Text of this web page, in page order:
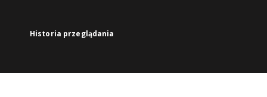
Historia przeglądania